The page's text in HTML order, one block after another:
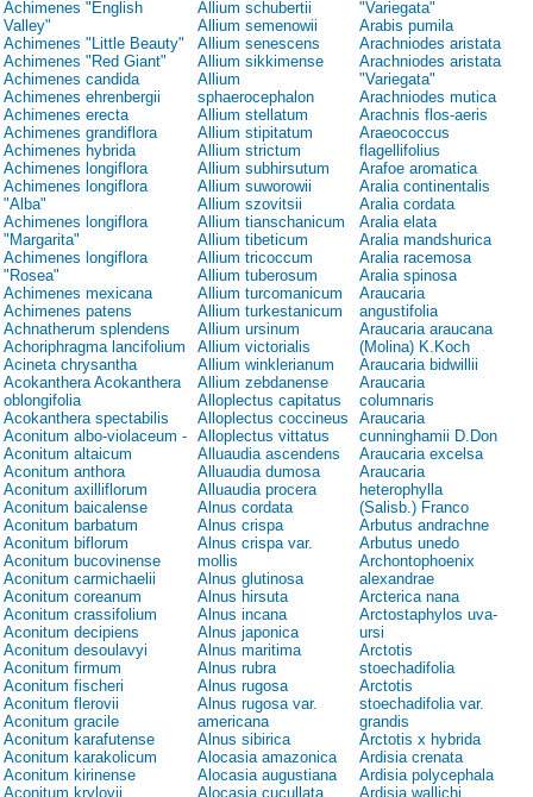
Achimenes "English
Valley"
Achimenes "Little Beauty"
Achimenes "Red Giant"
Achimenes candida
Achimenes ehrenbergii
Achimenes erecta
Achimenes grandiflora
Achimenes hybrida
Achimenes longiflora
Achimenes longiflora
"Alba"
Achimenes longiflora
"Margarita"
Achimenes longiflora
"Rosea"
Achimenes mexicana
Achimenes patens
Achnatherum splendens
Achoriphragma lancifolium
Acineta chrysantha
Acokanthera Acokanthera
oblongifolia
Acokanthera spectabilis
Aconitum albo-violaceum -
Aconitum altaicum
Aconitum anthora
Aconitum axilliflorum
Aconitum baicalense
Aconitum barbatum
Aconitum biflorum
Aconitum bucovinense
Aconitum carmichaelii
Aconitum coreanum
Aconitum crassifolium
Aconitum decipiens
Aconitum desoulavyi
Aconitum firmum
Aconitum fischeri
Aconitum flerovii
Aconitum gracile
Aconitum karafutense
Aconitum karakolicum
Aconitum kirinense
Aconitum krylovii
Allium schubertii
Allium semenowii
Allium senescens
Allium sikkimense
Allium
sphaerocephalon
Allium stellatum
Allium stipitatum
Allium strictum
Allium subhirsutum
Allium suworowii
Allium szovitsii
Allium tianschanicum
Allium tibeticum
Allium tricoccum
Allium tuberosum
Allium turcomanicum
Allium turkestanicum
Allium ursinum
Allium victorialis
Allium winklerianum
Allium zebdanense
Alloplectus capitatus
Alloplectus coccineus
Alloplectus vittatus
Alluaudia ascendens
Alluaudia dumosa
Alluaudia procera
Alnus cordata
Alnus crispa
Alnus crispa var.
mollis
Alnus glutinosa
Alnus hirsuta
Alnus incana
Alnus japonica
Alnus maritima
Alnus rubra
Alnus rugosa
Alnus rugosa var.
americana
Alnus sibirica
Alocasia amazonica
Alocasia augustiana
Alocasia cucullata
"Variegata"
Arabis pumila
Arachniodes aristata
Arachniodes aristata
"Variegata"
Arachniodes mutica
Arachnis flos-aeris
Araeococcus
flagellifolius
Arafoe aromatica
Aralia continentalis
Aralia cordata
Aralia elata
Aralia mandshurica
Aralia racemosa
Aralia spinosa
Araucaria
angustifolia
Araucaria araucana
(Molina) K.Koch
Araucaria bidwillii
Araucaria
columnaris
Araucaria
cunninghamii D.Don
Araucaria excelsa
Araucaria
heterophylla
(Salisb.) Franco
Arbutus andrachne
Arbutus unedo
Archontophoenix
alexandrae
Arcterica nana
Arctostaphylos uva-
ursi
Arctotis
stoechadifolia
Arctotis
stoechadifolia var.
grandis
Arctotis x hybrida
Ardisia crenata
Ardisia polycephala
Ardisia wallichi